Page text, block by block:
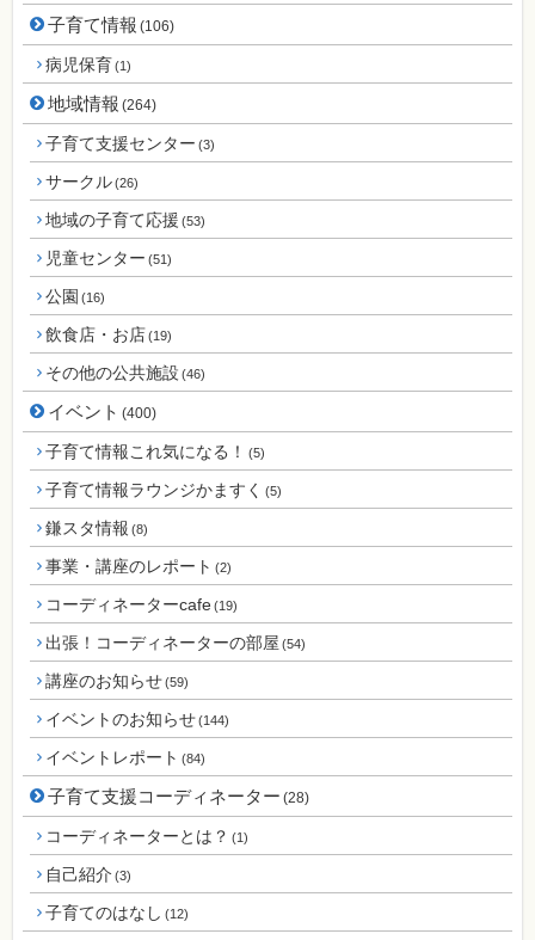
子育て情報 (106)
病児保育(1)
地域情報 (264)
子育て支援センター (3)
サークル(26)
地域の子育て応援 (53)
児童センター (51)
公園 (16)
飲食店・お店(19)
その他の公共施設 (46)
イベント (400)
子育て情報これ気になる！ (5)
子育て情報ラウンジかますく (5)
鎌スタ情報 (8)
事業・講座のレポート (2)
コーディネーターcafe(19)
出張！コーディネーターの部屋 (54)
講座のお知らせ(59)
イベントのお知らせ(144)
イベントレポート (84)
子育て支援コーディネーター (28)
コーディネーターとは？ (1)
自己紹介 (3)
子育てのはなし (12)